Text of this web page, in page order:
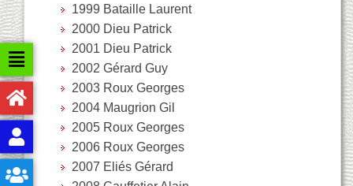
1999 Bataille Laurent
2000 Dieu Patrick
2001 Dieu Patrick
2002 Gérard Guy
2003 Roux Georges
2004 Maugrion Gil
2005 Roux Georges
2006 Roux Georges
2007 Eliés Gérard